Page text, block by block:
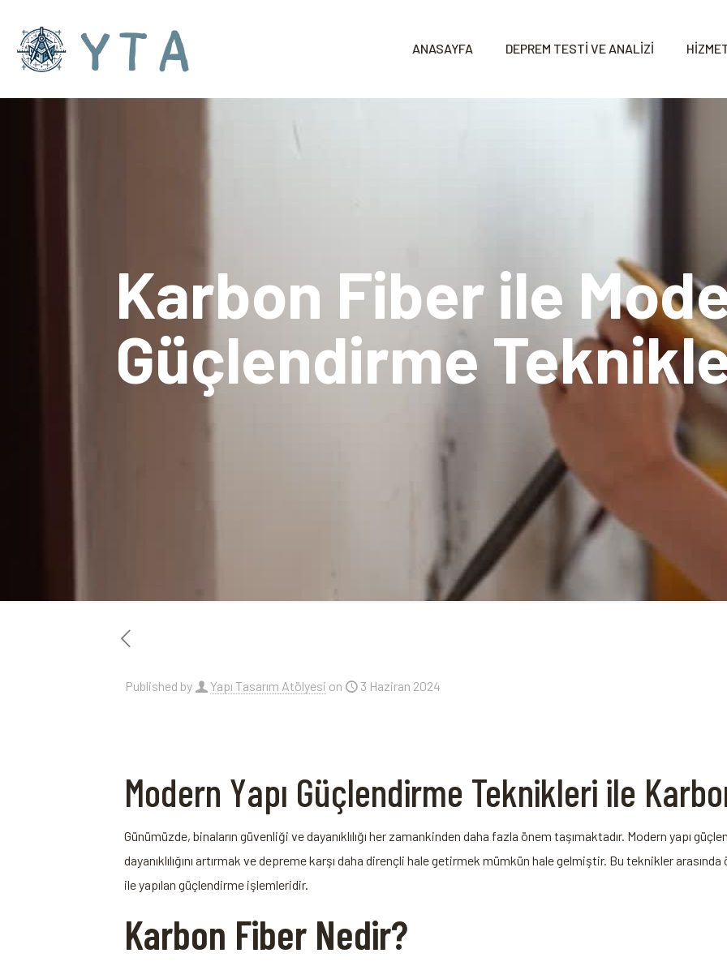
ANASAYFA DEPREM TESTİ VE ANALİZİ
Karbon Fiber ile
Güçlendirme
Published by Yapı Tasarım Atölyesi on 3 Haziran 2024
Modern Yapı Güçlendirme Teknikleri ile​
Günümüzde, binaların güvenliği ve dayanıklılığı her ‌zamankinden daha fazla önem⁤ taşımaktadır. Modern yapı​
dayanıklılığını artırmak ve depreme⁣ karşı daha dirençli hale getirmek mümkün hale gelmiştir.⁢ Bu teknikler
ile​ yapılan güçlendirme ⁣işlemleridir.
Karbon Fiber Nedir?